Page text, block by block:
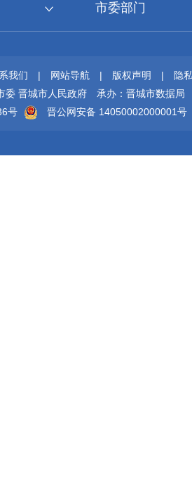
市委部门
我们 | 网站导航 | 版权声明 |
隐
委 晋城市人民政府
承办：晋城市数据局
号
晋公网安备 14050002000001号